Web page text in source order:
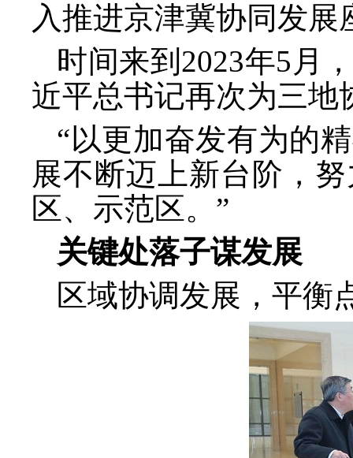
入推进京津冀协同发
时间来到 2023年5月
近平总书记再次为三
“以更加奋发有为的
展不断迈上新台阶，
区、示范区。”
关键处落子谋发展
区域协调发展，平衡